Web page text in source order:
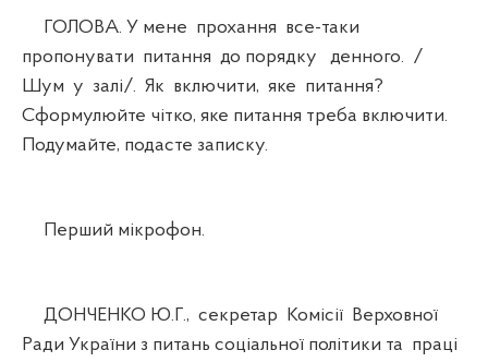
ГОЛОВА. У мене прохання все-таки
пропонувати питання до порядку денного. /
Шум у залі/. Як включити, яке питання?
Сформулюйте чітко, яке питання треба включити.
Подумайте, подасте записку.
Перший мікрофон.
ДОНЧЕНКО Ю.Г., секретар Комісії Верховної
Ради України з питань соціальної політики та праці